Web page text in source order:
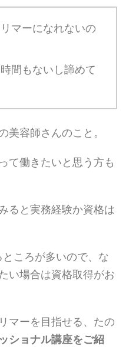
マーになれないの
間もないし諦めて
美容師さんのこと。
て働きたいと思う方も
ると実務経験か資格は
ころが多いので、な
い場合は資格取得がお
マーを目指せる、たの
ショナル講座をご紹